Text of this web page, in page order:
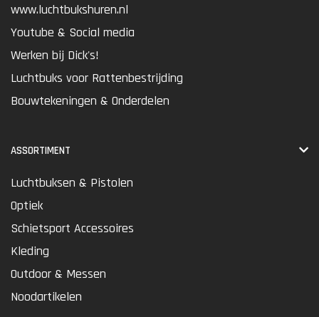
www.luchtbukshuren.nl
Youtube & Social media
Werken bij Dick's!
Luchtbuks voor Rattenbestrijding
Bouwtekeningen & Onderdelen
ASSORTIMENT
Luchtbuksen & Pistolen
Optiek
Schietsport Accessoires
Kleding
Outdoor & Messen
Noodartikelen